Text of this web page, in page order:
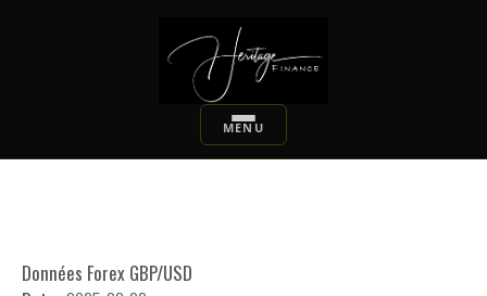
Données Forex GBP/USD